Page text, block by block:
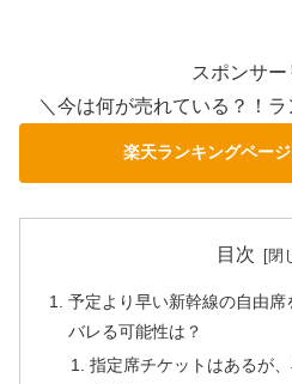
スポンサー
＼今は何が売れている？！
楽天ランキングペー
目次
予定より早い新幹線の自由席
バレる可能性は？
指定席チケットはあるが